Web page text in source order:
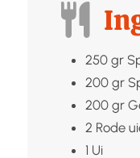
250 gr
200 gr
200 gr
2 Rode
1 Ui